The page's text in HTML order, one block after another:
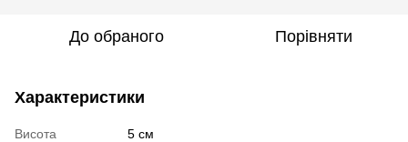
До обраного Порівняти
Характеристики
Висота
5 см